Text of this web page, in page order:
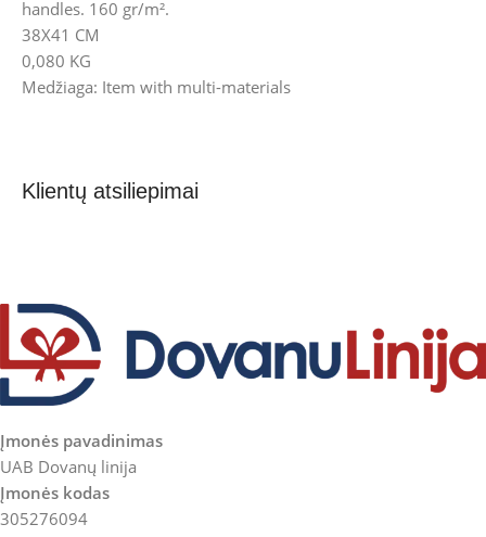
handles. 160 gr/m².
38X41 CM
0,080 KG
Medžiaga: Item with multi-materials
Klientų atsiliepimai
Įmonės pavadinimas
UAB Dovanų linija
Įmonės kodas
305276094